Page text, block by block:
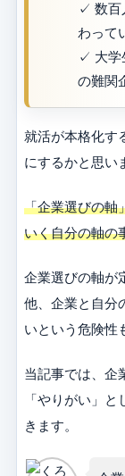
✓ 数百
わって
✓ 大学
の難関
就活が本格化す
にするかと思い
「企業選びの軸
いく自分の軸の
企業選びの軸が
他、企業と自分
いという危険性
当記事では、企
「やりがい」
きます。